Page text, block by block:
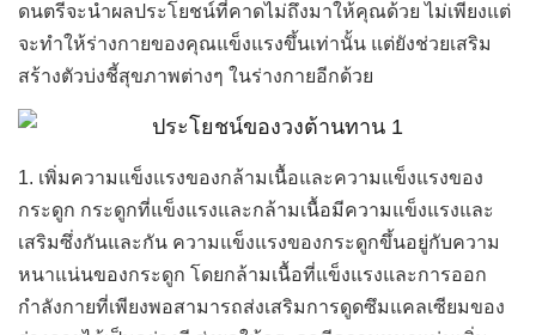
ดนตรีจะนำผลประโยชน์ที่คาดไม่ถึงมาให้คุณด้วย ไม่เพียงแต่
จะทำให้ร่างกายของคุณแข็งแรงขึ้นเท่านั้น แต่ยังช่วยเสริม
สร้างตัวบ่งชี้สุขภาพต่างๆ ในร่างกายอีกด้วย
1. เพิ่มความแข็งแรงของกล้ามเนื้อและความแข็งแรงของ
กระดูก กระดูกที่แข็งแรงและกล้ามเนื้อมีความแข็งแรงและ
เสริมซึ่งกันและกัน ความแข็งแรงของกระดูกขึ้นอยู่กับความ
หนาแน่นของกระดูก โดยกล้ามเนื้อที่แข็งแรงและการออก
กำลังกายที่เพียงพอสามารถส่งเสริมการดูดซึมแคลเซียมของ